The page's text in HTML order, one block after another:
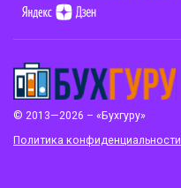
© 2013—2026 – «Бухгуру»
Политика конфиденциальности